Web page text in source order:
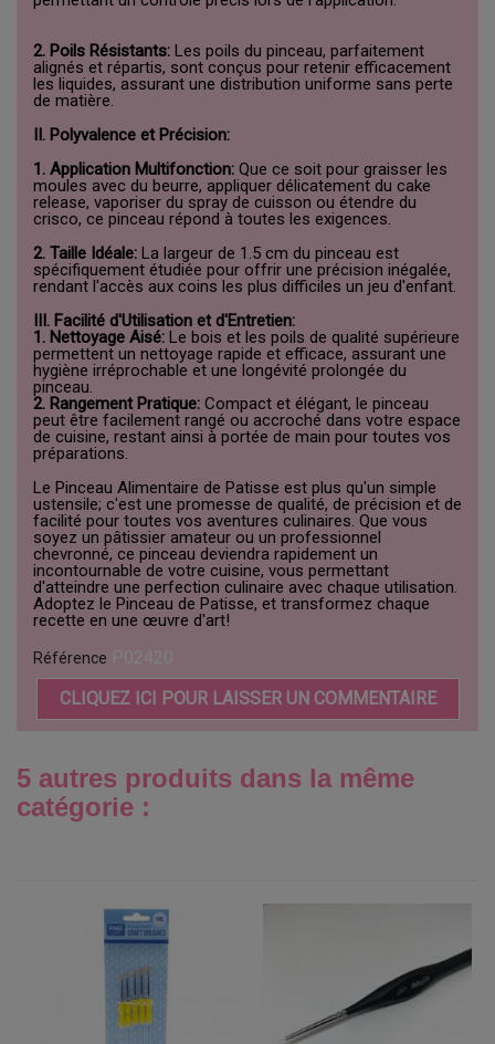
2. Poils Résistants: Les poils du pinceau, parfaitement
alignés et répartis, sont conçus pour retenir efficacement
les liquides, assurant une distribution uniforme sans perte
de matière.
II. Polyvalence et Précision:
1. Application Multifonction: Que ce soit pour graisser les
moules avec du beurre, appliquer délicatement du cake
release, vaporiser du spray de cuisson ou étendre du
crisco, ce pinceau répond à toutes les exigences.
2. Taille Idéale: La largeur de 1.5 cm du pinceau est
spécifiquement étudiée pour offrir une précision inégalée,
rendant l'accès aux coins les plus difficiles un jeu d'enfant.
III. Facilité d'Utilisation et d'Entretien:
1. Nettoyage Aisé: Le bois et les poils de qualité supérieure
permettent un nettoyage rapide et efficace, assurant une
hygiène irréprochable et une longévité prolongée du
pinceau.
2. Rangement Pratique: Compact et élégant, le pinceau
peut être facilement rangé ou accroché dans votre espace
de cuisine, restant ainsi à portée de main pour toutes vos
préparations.
Le Pinceau Alimentaire de Patisse est plus qu'un simple
ustensile; c'est une promesse de qualité, de précision et de
facilité pour toutes vos aventures culinaires. Que vous
soyez un pâtissier amateur ou un professionnel
chevronné, ce pinceau deviendra rapidement un
incontournable de votre cuisine, vous permettant
d'atteindre une perfection culinaire avec chaque utilisation.
Adoptez le Pinceau de Patisse, et transformez chaque
recette en une œuvre d'art!
Référence
CLIQUEZ ICI POUR LAISSER UN COMMENTAIRE
5 autres produits dans la même
catégorie :